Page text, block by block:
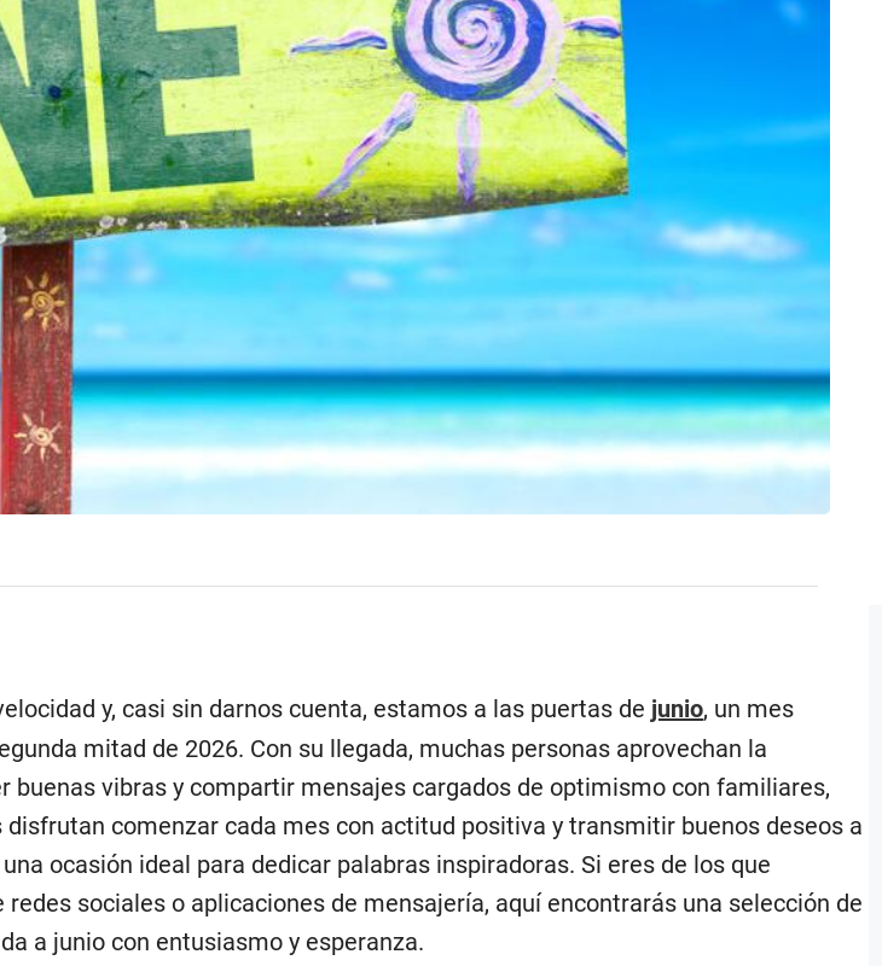
y, casi sin darnos cuenta, estamos a las puertas de junio, un mes
mitad de 2026. Con su llegada, muchas personas aprovechan la
buenas vibras y compartir mensajes cargados de optimismo con familiares,
comenzar cada mes con actitud positiva y transmitir buenos deseos a
ocasión ideal para dedicar palabras inspiradoras. Si eres de los que
sociales o aplicaciones de mensajería, aquí encontrarás una selección de
a junio con entusiasmo y esperanza.